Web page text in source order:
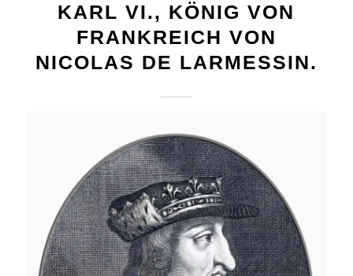
KARL VI., KÖNIG VON
FRANKREICH VON
NICOLAS DE LARMESSIN.